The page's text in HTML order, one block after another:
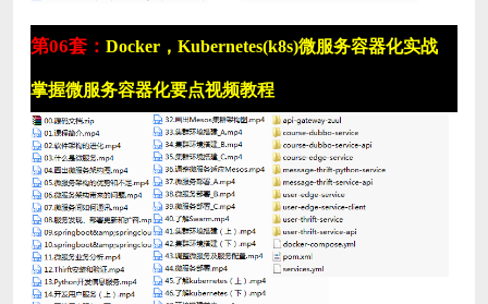
第06套： Docker，Kubernetes(k8s)微服务容器化实战
掌握微服务容器化要点视频教程